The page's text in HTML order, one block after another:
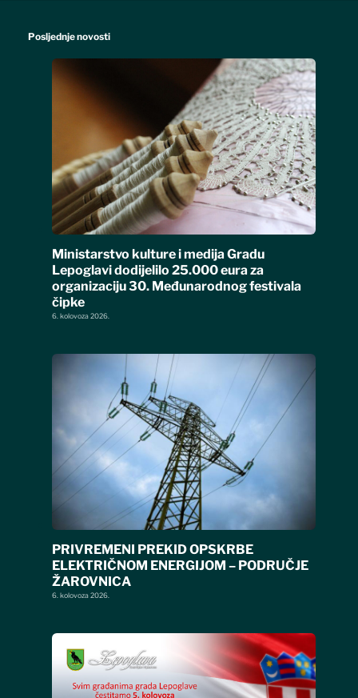
Posljednje novosti
Ministarstvo kulture i medija Gradu
Lepoglavi dodijelilo 25.000 eura za
organizaciju 30. Međunarodnog festivala
čipke
6. kolovoza 2026.
PRIVREMENI PREKID OPSKRBE
ELEKTRIČNOM ENERGIJOM – PODRUČJE
ŽAROVNICA
6. kolovoza 2026.